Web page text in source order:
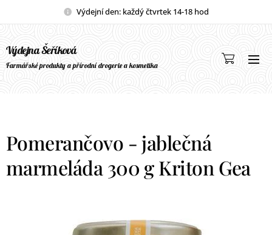
Výdejní den: každý čtvrtek 14-18 hod
Výdejna Šeříková
Farmářské produkty a přírodní drogerie a kosmetika
Pomerančovo - jablečná
marmeláda 300 g Kriton Gea